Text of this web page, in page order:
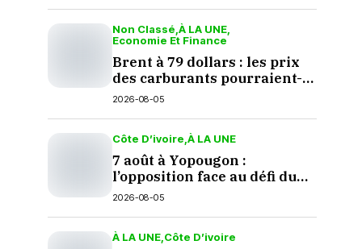
Non Classé À LA UNE
Economie Et Finance
Brent à 79 dollars : les prix
des carburants pourraient-
ils baisser en septembre ?
2026-08-05
Côte D’ivoire À LA UNE
7 août à Yopougon :
l’opposition face au défi du
dialogue
2026-08-05
À LA UNE Côte D’ivoire